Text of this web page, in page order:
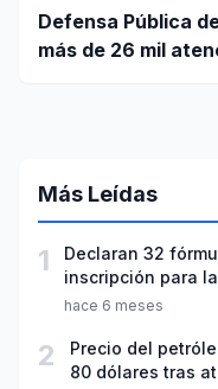
Defensa Pública
más de 26 mil
Más Leídas
1
Declaran 32
inscripción para
hace 6 meses
2
Precio del
80 dólares tras